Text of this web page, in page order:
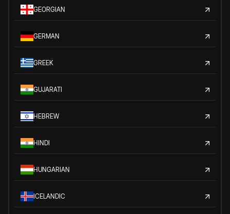
GEORGIAN
GERMAN
GREEK
GUJARATI
HEBREW
HINDI
HUNGARIAN
ICELANDIC